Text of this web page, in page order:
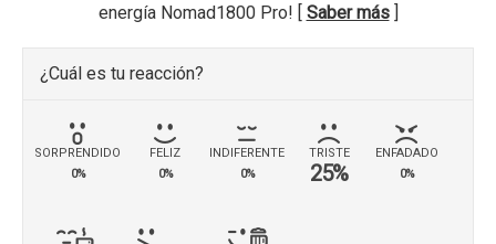
energía Nomad1800 Pro! [ Saber más]
¿Cuál es tu reacción?
SORPRENDIDO
0%
FELIZ
0%
INDIFERENTE
0%
TRISTE
25%
ENFADADO
0%